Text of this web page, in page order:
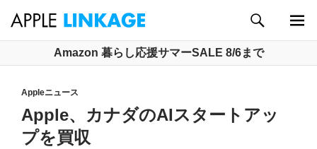
ン
索
Amazon 暮らし応援サマーSALE 8/6まで
Appleニュース
Apple、カナダのAIスタートアッ
プを買収